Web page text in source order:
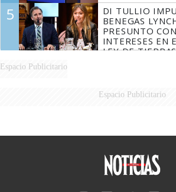
5
DI TULLIO
BENEGAS
PRESUNTO
INTERESES EN
LEY DE
Espacio Publicitario
Espacio Publicitario